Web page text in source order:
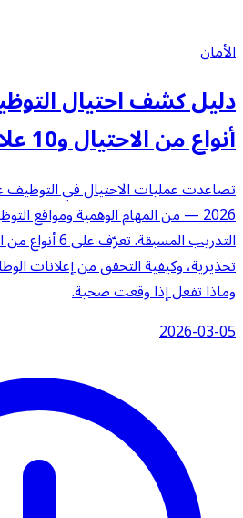
الأمان
أنواع من الاحتيال و10 علامات تحذيرية
تصاعدت عمليات الاحتيال في
2026 — من المهام الوهمية ومواقع
وماذا تفعل إذا وقعت ضحية.
2026-03-05